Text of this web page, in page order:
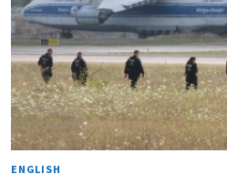
ENGLISH